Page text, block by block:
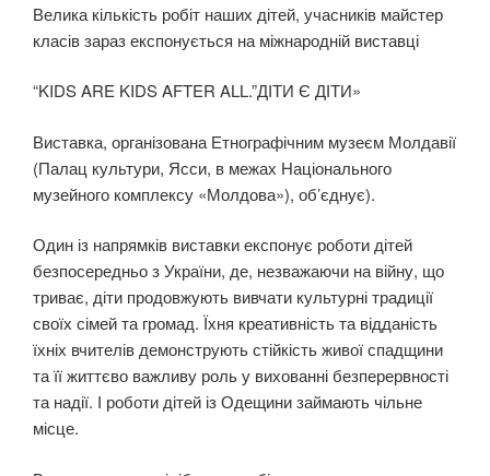
Велика кількість робіт наших дітей, учасників майстер
класів зараз експонується на міжнародній виставці
“KIDS ARE KIDS AFTER ALL.”ДІТИ Є ДІТИ»
Виставка, організована Етнографічним музеєм Молдавії
(Палац культури, Ясси, в межах Національного
музейного комплексу «Молдова»), об’єднує).
Один із напрямків виставки експонує роботи дітей
безпосередньо з України, де, незважаючи на війну, що
триває, діти продовжують вивчати культурні традиції
своїх сімей та громад. Їхня креативність та відданість
їхніх вчителів демонструють стійкість живої спадщини
та її життєво важливу роль у вихованні безперервності
та надії. І роботи дітей із Одещини займають чільне
місце.